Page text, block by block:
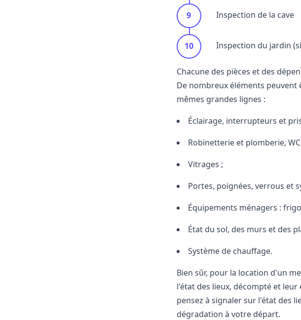
Inspection de la cave
Inspection du jardin
Chacune des pièces et des
De nombreux éléments peuvent
mêmes grandes lignes :
Éclairage, interrupteurs et
Robinetterie et plomberie,
Vitrages ;
Portes, poignées, verrous et
Équipements ménagers :
État du sol, des murs et des
Système de chauffage.
Bien sûr, pour la location d'un
l'état des lieux, décompté et
pensez à signaler sur l'état des
dégradation à votre départ.